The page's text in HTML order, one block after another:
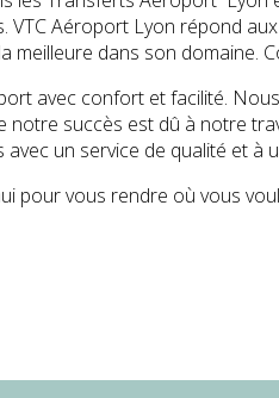
Aéroport Lyon répond
meilleure dans son domaine.
avec confort et facilité.
notre succès est dû à notre
un service de qualité et à
pour vous rendre où vous